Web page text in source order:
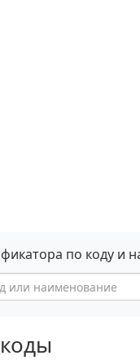
по коду и